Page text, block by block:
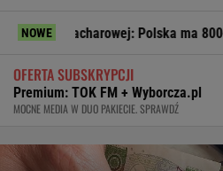
NOWE Polska ma 800+, Rosja -
OFERTA SUBSKRYPCJI
Premium: TOK FM + Wyborcza.pl
MOCNE MEDIA W DUO PAKIECIE. SPRAWDŹ